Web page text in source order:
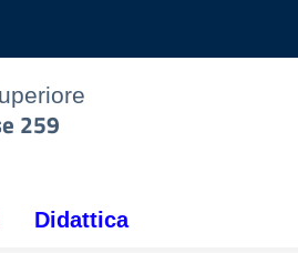
259
Didattica